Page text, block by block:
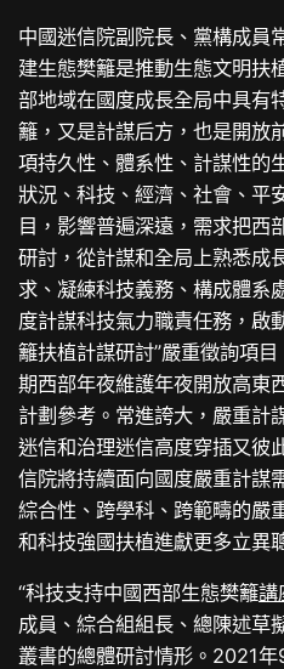
中國迷信院副院長、黨構成員
建生態樊籬是推動生態文明扶
部地域在國度成長全局中具有
籬，又是計謀后方，也是開放
項持久性、體系性、計謀性的
狀況、科技、經濟、社會、平
目，影響普遍深遠，需求把西
研討，從計謀和全局上熟悉成
求、凝練科技義務、構成體系
度計謀科技氣力職責任務，啟
籬扶植計謀研討”嚴重徵詢項
期西部年夜維護年夜開放高東
計劃參考。常進誇大，嚴重計
迷信和治理迷信高度穿插又彼
信院將持續面向國度嚴重計謀
綜合性、跨學科、跨範疇的嚴
和科技強國扶植進獻更多立異
“科技支持中國西部生態樊籬講
成員、綜合組組長、總陳述草
叢書的總體研討情形。2021